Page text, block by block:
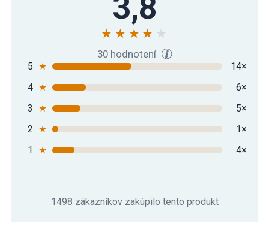
30 hodnotení
5 ★
14×
4 ★
6×
3
★
5×
2 ★
1×
1
★ 4×
1498 zákazníkov zakúpilo tento produkt